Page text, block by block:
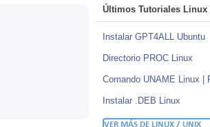
Últimos Tutoriales Linux
Instalar GPT4ALL Ubuntu
Directorio PROC Linux
Comando UNAME Linux |
Instalar .DEB Linux
VER MÁS DE LINUX / UNIX